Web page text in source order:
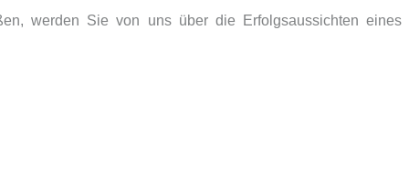
werden Sie von uns über die Erfolgsaussichten eines